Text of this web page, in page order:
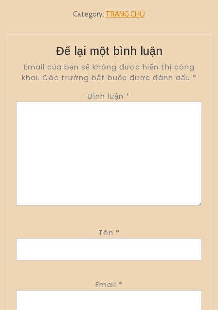
Category: TRANG CHỦ
Để lại một bình luận
Email của bạn sẽ không được hiển thị công
khai. Các trường bắt buộc được đánh dấu *
Bình luận *
Tên *
Email *